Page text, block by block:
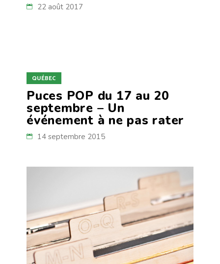
22 août 2017
QUÉBEC
Puces POP du 17 au 20
septembre – Un
événement à ne pas rater
14 septembre 2015